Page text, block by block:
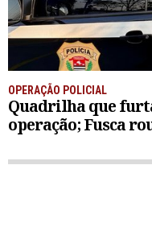
OPERAÇÃO POLICIAL
Quadrilha que
operação; Fusca